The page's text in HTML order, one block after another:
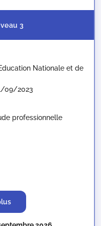
3
Nationale et de
09/2023
professionnelle